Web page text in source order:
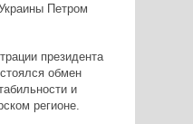
Петром
президента
обмен
и
регионе.